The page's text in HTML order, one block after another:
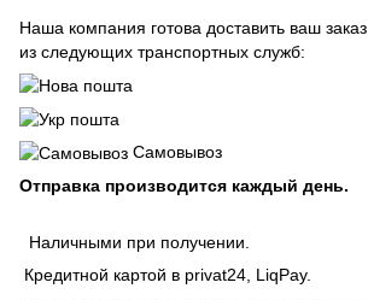
Наша компания готова доставить ваш
из следующих транспортных служб:
Самовывоз
Отправка производится каждый день.
Наличными при получении.
Кредитной картой в privat24, LiqPay.